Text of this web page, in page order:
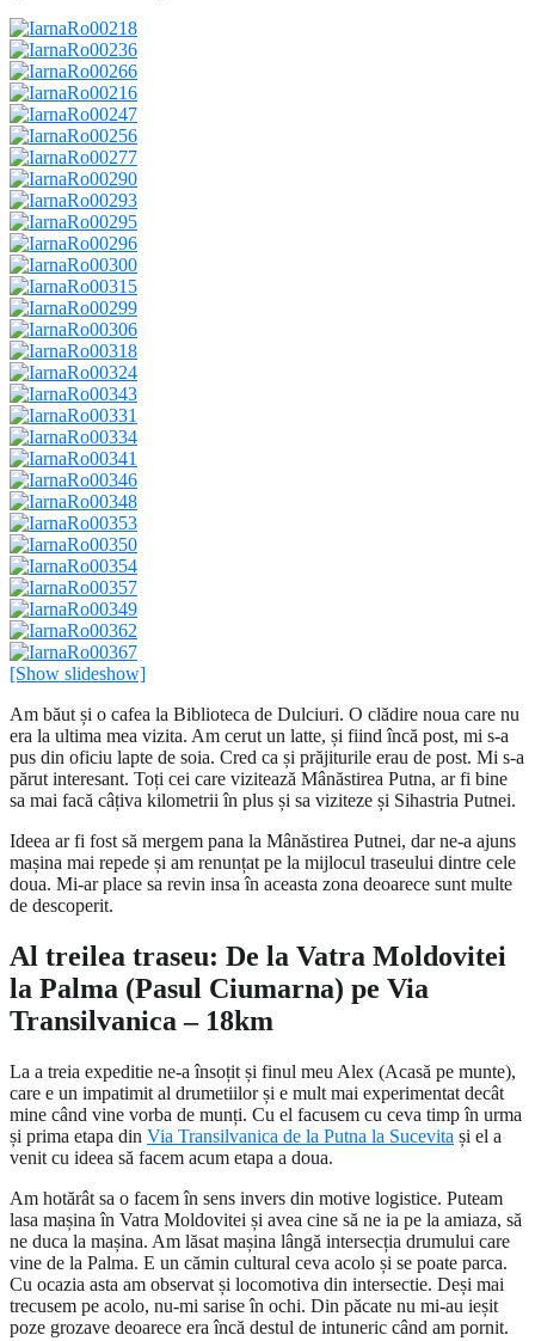
[Show slideshow]
Am băut și o cafea la Biblioteca de Dulciuri. O clădire noua care nu
era la ultima mea vizita. Am cerut un latte, și fiind încă post, mi s-a
pus din oficiu lapte de soia. Cred ca și prăjiturile erau de post. Mi s-a
părut interesant. Toți cei care vizitează Mânăstirea Putna, ar fi bine
sa mai facă câțiva kilometrii în plus și sa viziteze și Sihastria Putnei.
Ideea ar fi fost să mergem pana la Mânăstirea Putnei, dar ne-a ajuns
mașina mai repede și am renunțat pe la mijlocul traseului dintre cele
doua. Mi-ar place sa revin insa în aceasta zona deoarece sunt multe
de descoperit.
Al treilea traseu: De la Vatra Moldovitei
la Palma (Pasul Ciumarna) pe Via
Transilvanica – 18km
La a treia expeditie ne-a însoțit și finul meu Alex (Acasă pe munte),
care e un impatimit al drumetiilor și e mult mai experimentat decât
mine când vine vorba de munți. Cu el facusem cu ceva timp în urma
și prima etapa din Via Transilvanica de la Putna la Sucevita și el a
venit cu ideea să facem acum etapa a doua.
Am hotărât sa o facem în sens invers din motive logistice. Puteam
lasa mașina în Vatra Moldovitei și avea cine să ne ia pe la amiaza, să
ne duca la mașina. Am lăsat mașina lângă intersecția drumului care
vine de la Palma. E un cămin cultural ceva acolo și se poate parca.
Cu ocazia asta am observat și locomotiva din intersectie. Deși mai
trecusem pe acolo, nu-mi sarise în ochi. Din păcate nu mi-au ieșit
poze grozave deoarece era încă destul de intuneric când am pornit.